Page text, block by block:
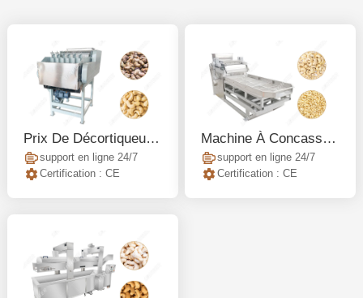
Prix De Décortiqueuse De Noix De Cajou Automatique
support en ligne 24/7
Certification : CE
Machine À Concasser Les Noix De Cajou Automatique
support en ligne 24/7
Certification : CE